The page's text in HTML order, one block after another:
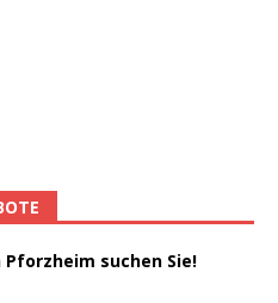
suchen Sie!